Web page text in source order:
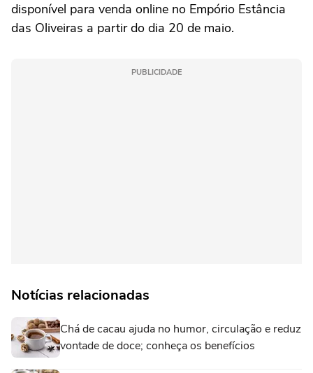
disponível para venda online no Empório Estância
das Oliveiras a partir do dia 20 de maio.
PUBLICIDADE
Notícias relacionadas
Chá de cacau ajuda no humor, circulação e reduz
vontade de doce; conheça os benefícios